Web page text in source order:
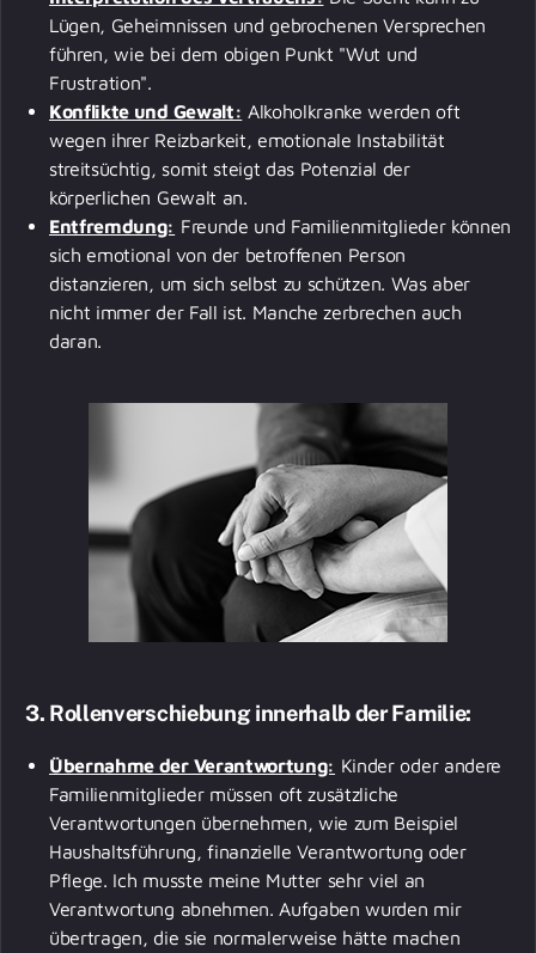
Lügen, Geheimnissen und gebrochenen Versprechen
führen, wie bei dem obigen Punkt "Wut und
Frustration".
Konflikte und Gewalt: Alkoholkranke werden oft
wegen ihrer Reizbarkeit, emotionale Instabilität
streitsüchtig, somit steigt das Potenzial der
körperlichen Gewalt an.
Entfremdung: Freunde und Familienmitglieder können
sich emotional von der betroffenen Person
distanzieren, um sich selbst zu schützen. Was aber
nicht immer der Fall ist. Manche zerbrechen auch
daran.
3. Rollenverschiebung innerhalb der Familie:
Übernahme der Verantwortung: Kinder oder andere
Familienmitglieder müssen oft zusätzliche
Verantwortungen übernehmen, wie zum Beispiel
Haushaltsführung, finanzielle Verantwortung oder
Pflege. Ich musste meine Mutter sehr viel an
Verantwortung abnehmen. Aufgaben wurden mir
übertragen, die sie normalerweise hätte machen